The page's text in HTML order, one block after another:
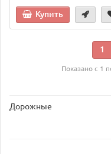
Купить
1
Показано с 1
Дорожные